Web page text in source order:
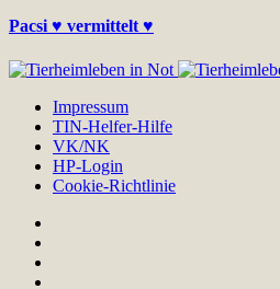
Pacsi ♥ vermittelt ♥
Impressum
TIN-Helfer-Hilfe
VK/NK
HP-Login
Cookie-Richtlinie